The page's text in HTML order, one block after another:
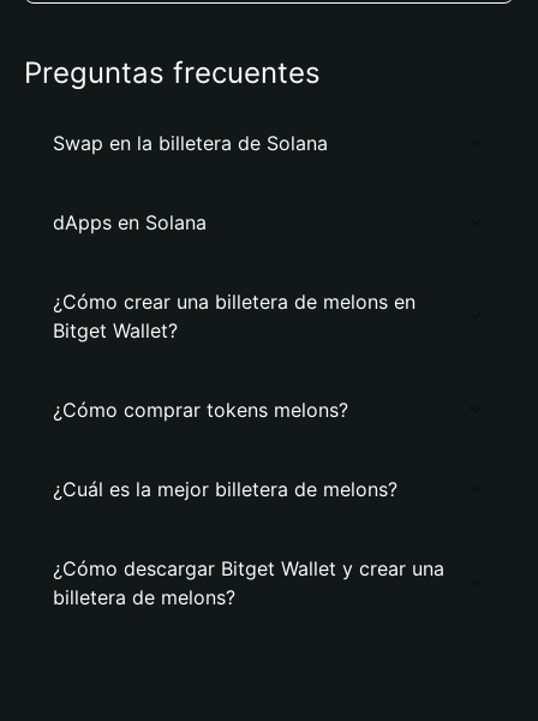
Preguntas frecuentes
Swap en la billetera de Solana
dApps en Solana
¿Cómo crear una billetera de melons en
Bitget Wallet?
¿Cómo comprar tokens melons?
¿Cuál es la mejor billetera de melons?
¿Cómo descargar Bitget Wallet y crear una
billetera de melons?